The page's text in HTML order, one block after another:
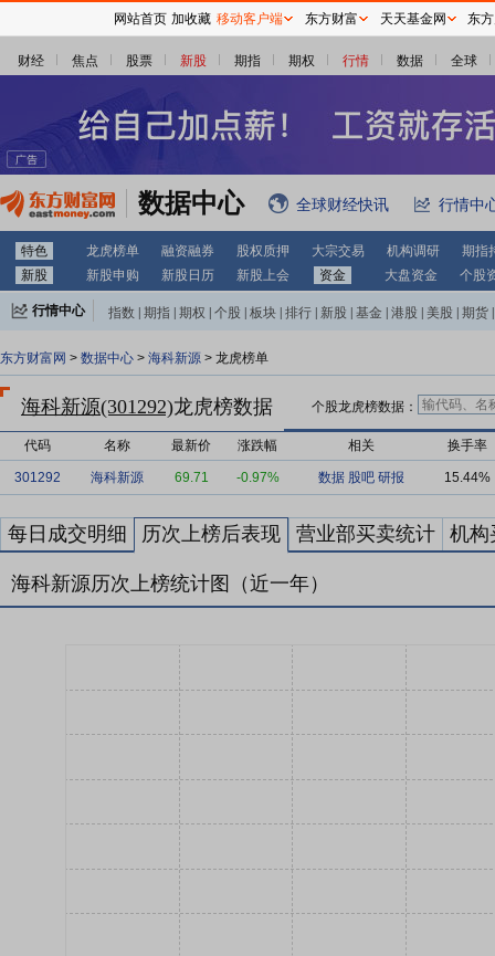
财经 焦点 股票 新股 期指 期权 行情 数据 全球
数据中心 全球财经快讯 行情中
特色 龙虎榜单 融资融券 股权质押 大宗交易 机构调研
期指
新股
新股申购 新股日历 新股上会 资金 大盘资金 个股
行情中心 指数 期指 期权 个股 板块 排行 新股 基金 港股 美股 期货
东方财富网 > 数据中心 > 海科新源 > 龙虎榜单
海科新源(301292)龙虎榜数据 个股龙虎榜数据：
代码 名称 最新价 涨跌幅 相关 换手率
301292 海科新源 69.71 -0.97% 数据 股吧 研报 15.44%
每日成交明细 历次上榜后表现 营业部买卖统计 机构
海科新源历次上榜统计图（近一年）
网站首页 加收藏 移动客户端 东方财富 天天基金网 东